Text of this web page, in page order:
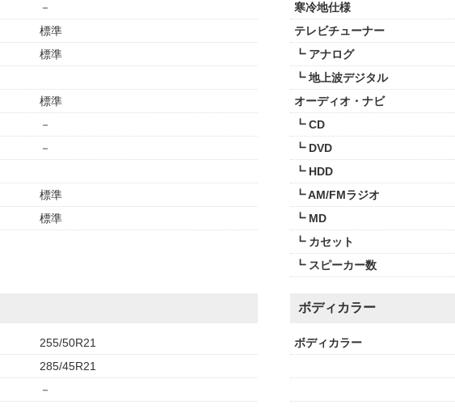
－
標準
標準
標準
－
－
標準
標準
寒冷地仕様
テレビチューナー
┗ アナログ
┗ 地上波デジタル
オーディオ・ナビ
┗ CD
┗ DVD
┗ HDD
┗ AM/FMラジオ
┗ MD
┗ カセット
┗ スピーカー数
255/50R21
285/45R21
－
ボディカラー
ボディカラー